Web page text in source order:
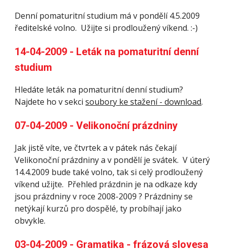
Denní pomaturitní studium má v pondělí 4.5.2009
ředitelské volno.  Užijte si prodloužený víkend. :-)
14-04-2009 - Leták na pomaturitní denní
studium
Hledáte leták na pomaturitní denní studium?
Najdete ho v sekci soubory ke stažení - download.
07-04-2009 - Velikonoční prázdniny
Jak jistě víte, ve čtvrtek a v pátek nás čekají
Velikonoční prázdniny a v pondělí je svátek.  V úterý
14.4.2009 bude také volno, tak si celý prodloužený
víkend užijte.  Přehled prázdnin je na odkaze kdy
jsou prázdniny v roce 2008-2009 ? Prázdniny se
netýkají kurzů pro dospělé, ty probíhají jako
obvykle.
03-04-2009 - Gramatika - frázová slovesa